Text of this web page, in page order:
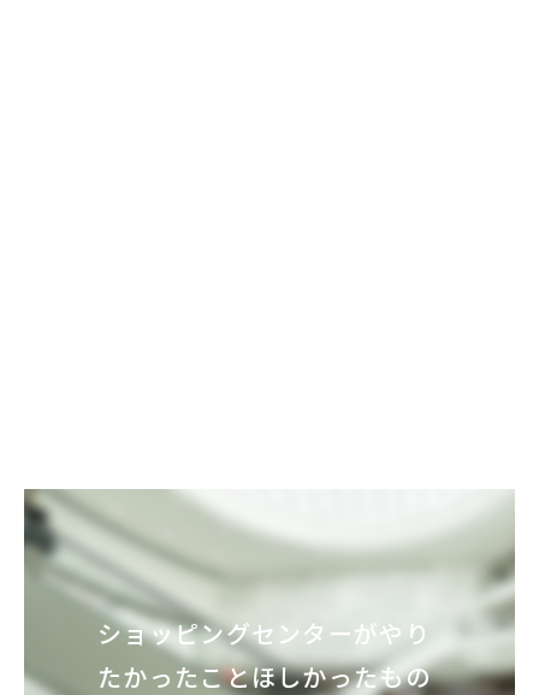
ショッピングセンターがやり
たかったことほしかったもの